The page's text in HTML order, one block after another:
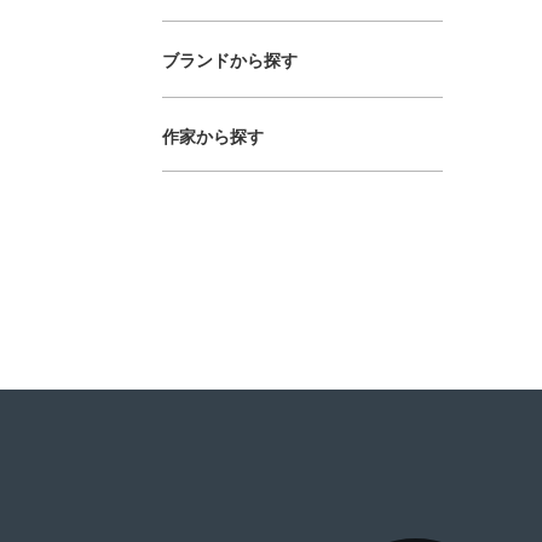
ブランドから探す
作家から探す